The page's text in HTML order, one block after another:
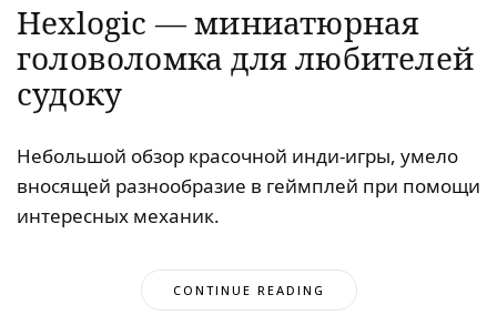
Hexlogic — миниатюрная
головоломка для любителей
судоку
Небольшой обзор красочной инди-игры, умело
вносящей разнообразие в геймплей при помощи
интересных механик.
CONTINUE READING